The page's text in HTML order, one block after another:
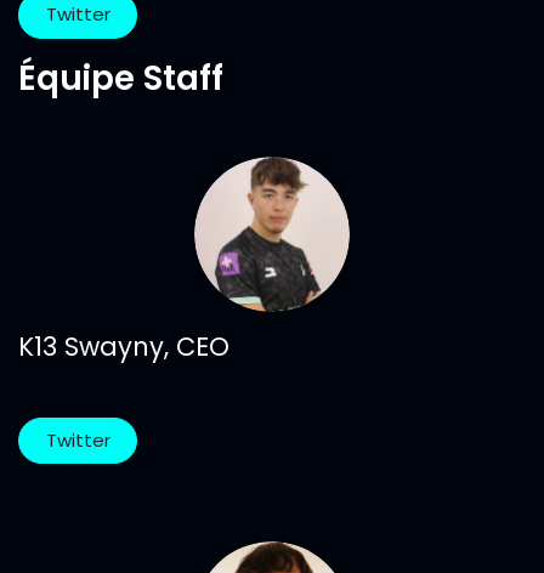
Twitter
Équipe Staff
K13 Swayny, CEO
Twitter